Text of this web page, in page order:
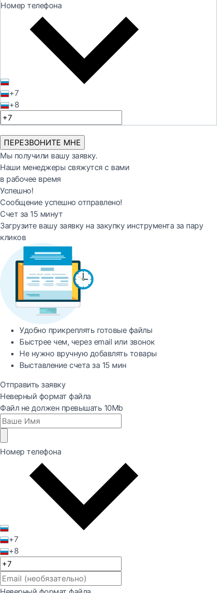
Номер телефона
+7
+8
ПЕРЕЗВОНИТЕ МНЕ
Мы получили вашу заявку.
Наши менеджеры свяжутся с вами
в рабочее время
Успешно!
Сообщение успешно отправлено!
Счет за 15 минут
Загрузите вашу заявку на закупку инструмента за пару
кликов
Удобно прикреплять готовые файлы
Быстреечем, через email или звонок
Не нужно вручную добавлять товары
Выставление счета за 15 мин
Отправить заявку
Неверный формат файла
Файл не должен превышать 10Mb
Номер телефона
+7
+8